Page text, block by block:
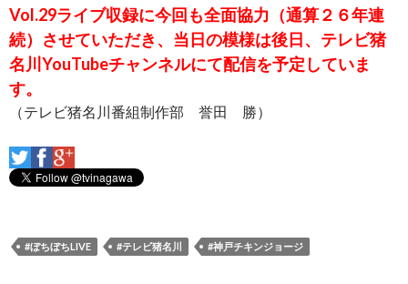
Vol.29ライブ収録に今回も全面協力（通算２６年連
続）させていただき、当日の模様は後日、テレビ猪
名川YouTubeチャンネルにて配信を予定していま
す。
（テレビ猪名川番組制作部 誉田 勝）
#ぼちぼちLIVE #テレビ猪名川 #神戸チキンジョージ